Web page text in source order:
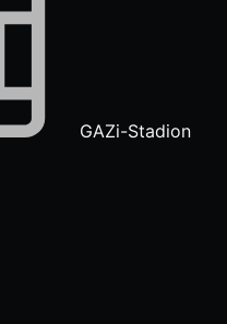
GAZi-Stadion